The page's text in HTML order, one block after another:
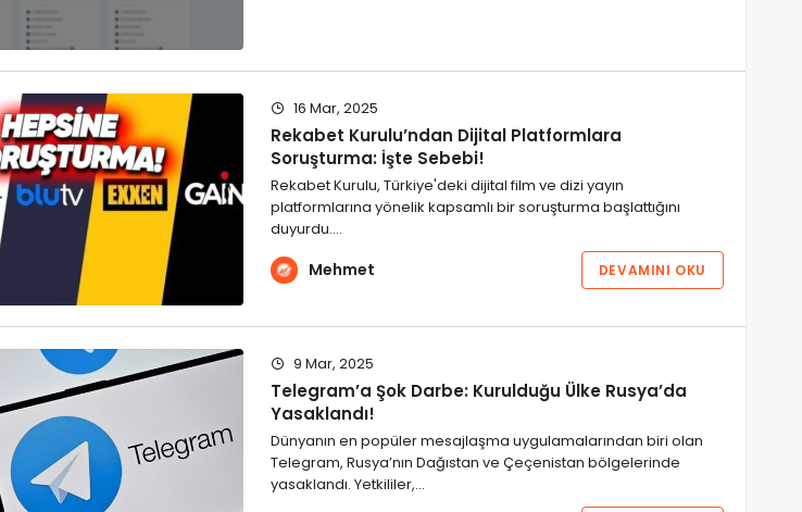
16 Mar, 2025
Rekabet Kurulu’ndan Dijital Platformlara
Soruşturma: İşte Sebebi!
Rekabet Kurulu, Türkiye'deki dijital film ve dizi yayın
platformlarına yönelik kapsamlı bir soruşturma başlattığını
duyurdu.…
Mehmet DEVAMINI OKU
9 Mar, 2025
Telegram’a Şok Darbe: Kurulduğu Ülke Rusya’da
Yasaklandı!
Dünyanın en popüler mesajlaşma uygulamalarından biri olan
Telegram, Rusya’nın Dağıstan ve Çeçenistan bölgelerinde
yasaklandı. Yetkililer,…